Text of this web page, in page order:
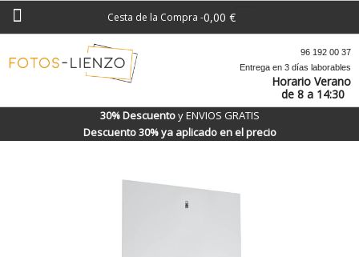
Cesta de la Compra -0,00 €
96 192 00 37
Entrega en 3 días laborables
Horario Verano
de 8 a 14:30
30% Descuentoy ENVIOS GRATIS
Descuento 30% ya aplicado en el precio